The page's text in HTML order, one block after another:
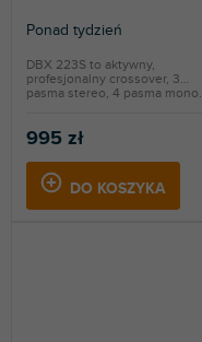
Ponad tydzień
995 zł
DO KOSZYKA
DBX 223S to aktywny,
profesjonalny crossover, 3
pasma stereo, 4 pasma mono.